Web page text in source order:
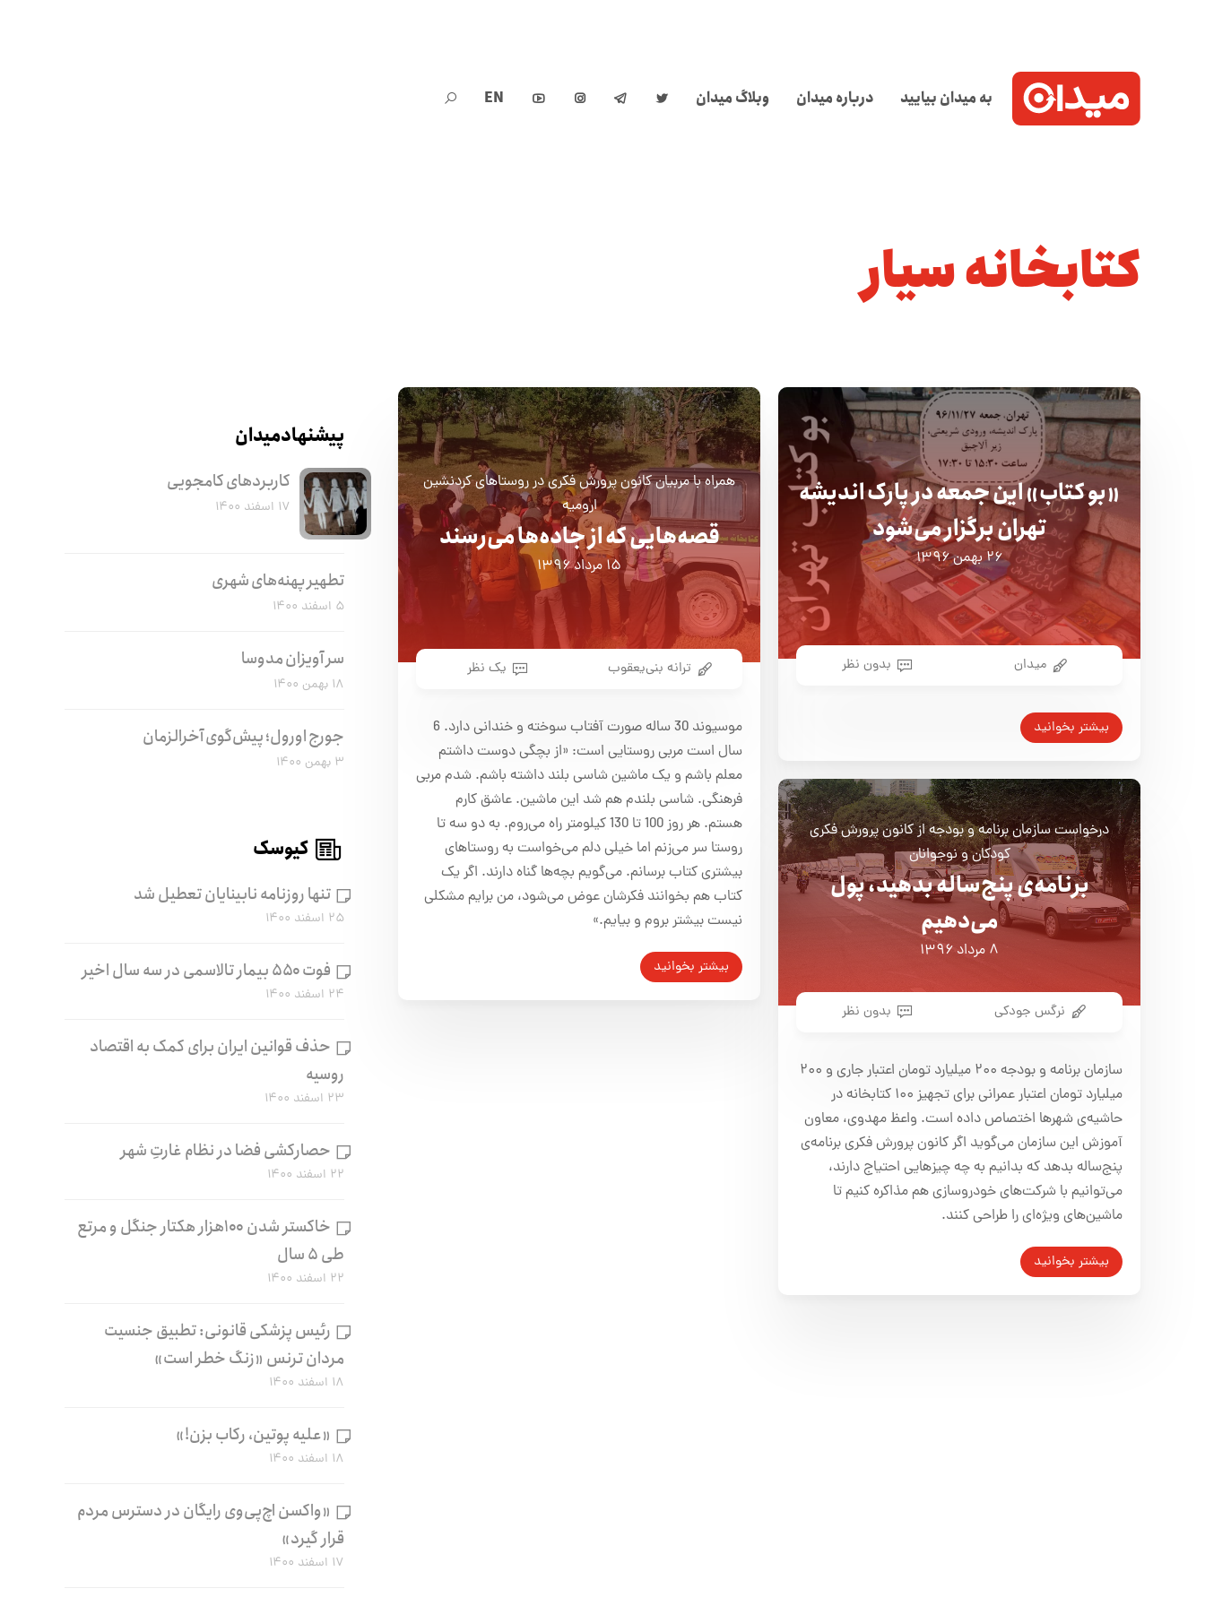
به میدان بیایید درباره میدان وبلاگ میدان 



EN

کتابخانه سیار
«بو کتاب» این جمعه در پارک اندیشه
تهران برگزار می‌شود
۲۶ بهمن ۱۳۹۶
میدان بدون نظر
بیشتر بخوانید
همراه با مربیان کانون پرورش فکری در روستاهای کردنشین
ارومیه
قصه‌هایی که از جاده‌ها می‌رسند
۱۵ مرداد ۱۳۹۶
ترانه بنی‌یعقوب یک نظر
موسیوند 30 ساله صورت آفتاب سوخته و خندانی دارد. 6
سال است مربی روستایی است: «از بچگی دوست داشتم
معلم باشم و یک ماشین شاسی بلند داشته باشم. شدم مربی
فرهنگی. شاسی بلندم هم شد این ماشین. عاشق کارم
هستم. هر روز 100 تا 130 کیلومتر راه می‌روم. به دو سه تا
روستا سر می‌زنم اما خیلی دلم می‌خواست به روستاهای
بیشتری کتاب برسانم. می‌گویم بچه‌ها گناه دارند. اگر یک
کتاب هم بخوانند فکرشان عوض می‌شود، من برایم مشکلی
نیست بیشتر بروم و بیایم.»
بیشتر بخوانید
درخواست سازمان برنامه و بودجه از کانون پرورش فکری
کودکان و نوجوانان
برنامه‌ی پنج‌ساله بدهید، پول
می‌دهیم
۸ مرداد ۱۳۹۶
نرگس جودکی بدون نظر
سازمان برنامه و بودجه ۲۰۰ میلیارد تومان اعتبار جاری و ۲۰۰
میلیارد تومان اعتبار عمرانی برای تجهیز ۱۰۰ کتابخانه در
حاشیه‌ی شهرها اختصاص داده است. واعظ مهدوی، معاون
آموزش این سازمان می‌گوید اگر کانون پرورش فکری برنامه‌ی
پنج‌ساله بدهد که بدانیم به چه چیزهایی احتیاج دارند،
می‌توانیم با شرکت‌های خودروسازی هم مذاکره کنیم تا
ماشین‌های ویژه‌ای را طراحی کنند.
بیشتر بخوانید
پیشنهاد میدان
کاربرد‌های کامجویی
۱۷ اسفند ۱۴۰۰
تطهیر پهنه‌های شهری
۵ اسفند ۱۴۰۰
سر آویزان مدوسا
۱۸ بهمن ۱۴۰۰
جورج اورول؛ پیش‌گوی آخرالزمان
۳ بهمن ۱۴۰۰
کیوسک
تنها روزنامه نابینایان تعطیل شد
۲۵ اسفند ۱۴۰۰
فوت ۵۵۰ بیمار تالاسمی در سه سال اخیر
۲۴ اسفند ۱۴۰۰
حذف قوانین ایران برای کمک به اقتصاد
روسیه
۲۳ اسفند ۱۴۰۰
حصارکشی فضا در نظام غارتِ شهر
۲۲ اسفند ۱۴۰۰
خاکستر شدن ۱۰۰هزار هکتار جنگل و مرتع
طی ۵ سال
۲۲ اسفند ۱۴۰۰
رئیس پزشکی قانونی: تطبیق جنسیت
مردان ترنس «زنگ خطر است»
۱۸ اسفند ۱۴۰۰
«علیه پوتین، رکاب بزن!»
۱۸ اسفند ۱۴۰۰
«واکسن اچ‌پی‌وی رایگان در دسترس مردم
قرار گیرد»
۱۷ اسفند ۱۴۰۰